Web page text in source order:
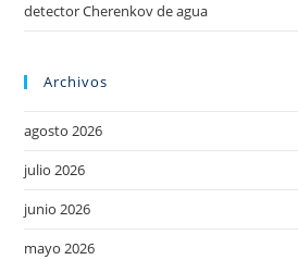
detector Cherenkov de agua
Archivos
agosto 2026
julio 2026
junio 2026
mayo 2026